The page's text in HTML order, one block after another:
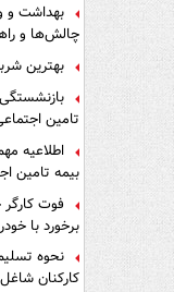
بهداشت و
چالش‌ها و
بهترین
تامین
است ؟
اطلاعیه
بیمه تامین
شودفوت
برخورد با
نحوه
کارکنان